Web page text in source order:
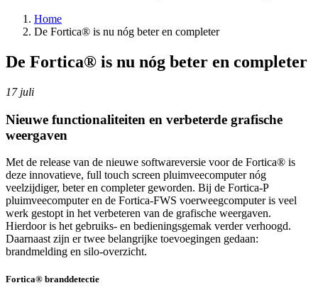
Home
De Fortica® is nu nóg beter en completer
De Fortica® is nu nóg beter en completer
17 juli
Nieuwe functionaliteiten en verbeterde grafische
weergaven
Met de release van de nieuwe softwareversie voor de Fortica® is
deze innovatieve, full touch screen pluimveecomputer nóg
veelzijdiger, beter en completer geworden. Bij de Fortica-P
pluimveecomputer en de Fortica-FWS voerweegcomputer is veel
werk gestopt in het verbeteren van de grafische weergaven.
Hierdoor is het gebruiks- en bedieningsgemak verder verhoogd.
Daarnaast zijn er twee belangrijke toevoegingen gedaan:
brandmelding en silo-overzicht.
Fortica® branddetectie